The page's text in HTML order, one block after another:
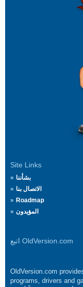
Site Links
بشأننا
الاتصال بنا
Roadmap
المؤيدون
اتبع OldVersion.com
OldVersion.com
programs, drivers and